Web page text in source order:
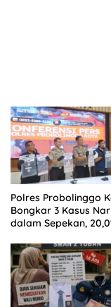
Polres Probolinggo
Bongkar 3 Kasus
dalam Sepekan,